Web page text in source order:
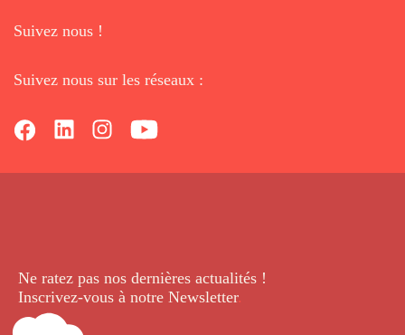
Suivez nous !
Suivez nous sur les réseaux :
Ne ratez pas nos dernières actualités !
Inscrivez-vous à notre Newsletter.